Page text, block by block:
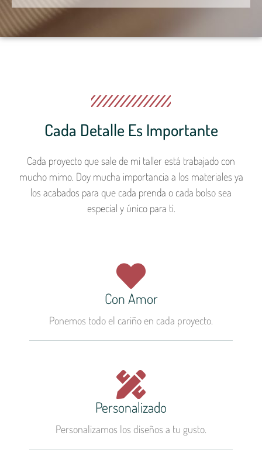
Cada Detalle Es Importante
Cada proyecto que sale de mi taller está trabajado con
mucho mimo. Doy mucha importancia a los materiales ya
los acabados para que cada prenda o cada bolso sea
especial y único para ti.
Con Amor
Ponemos todo el cariño en cada proyecto.
Personalizado
Personalizamos los diseños a tu gusto.